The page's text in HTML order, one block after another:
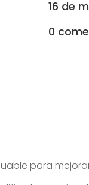
16 de
0
para